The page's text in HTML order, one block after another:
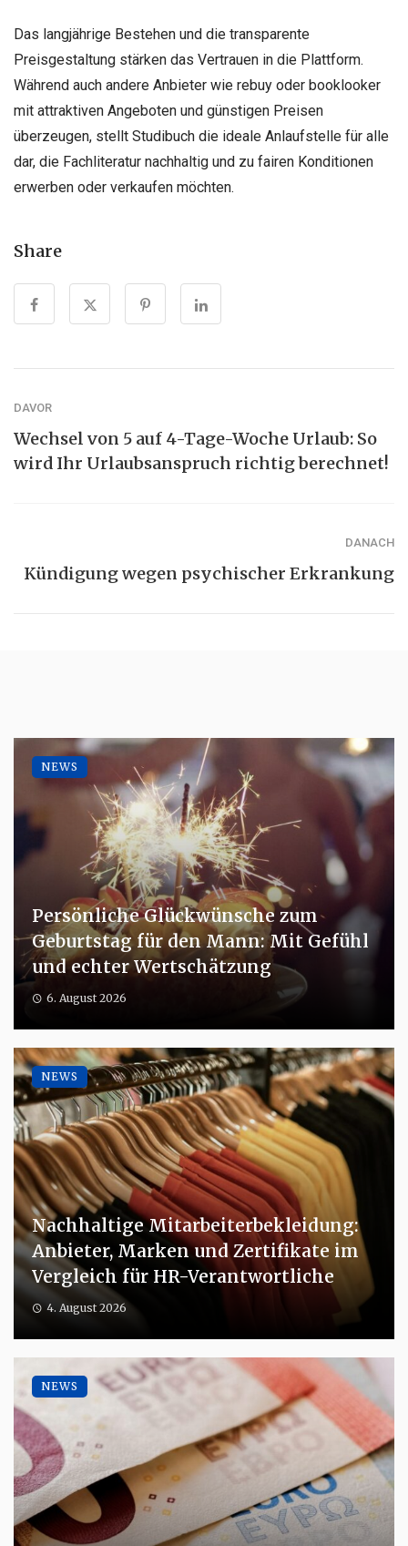
Das langjährige Bestehen und die transparente
Preisgestaltung stärken das Vertrauen in die Plattform.
Während auch andere Anbieter wie rebuy oder booklooker
mit attraktiven Angeboten und günstigen Preisen
überzeugen, stellt Studibuch die ideale Anlaufstelle für alle
dar, die Fachliteratur nachhaltig und zu fairen Konditionen
erwerben oder verkaufen möchten.
Share
DAVOR
Wechsel von 5 auf 4-Tage-Woche Urlaub: So
wird Ihr Urlaubsanspruch richtig berechnet!
DANACH
Kündigung wegen psychischer Erkrankung
Persönliche Glückwünsche zum
Geburtstag für den Mann: Mit Gefühl
und echter Wertschätzung
6. August 2026
NEWS
Nachhaltige Mitarbeiterbekleidung:
Anbieter, Marken und Zertifikate im
Vergleich für HR-Verantwortliche
4. August 2026
NEWS
NEWS